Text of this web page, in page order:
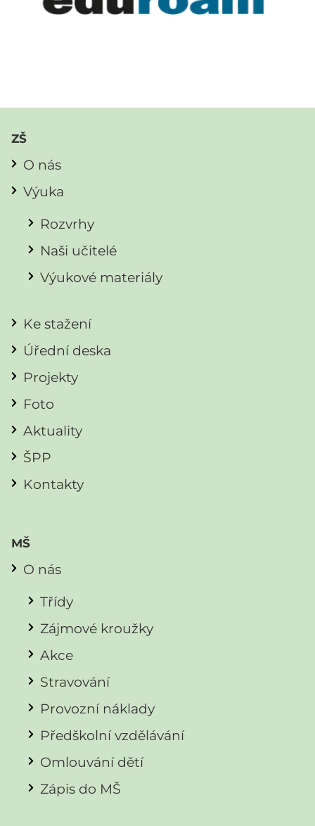
ZŠ
O nás
Výuka
Rozvrhy
Naši učitelé
Výukové materiály
Ke stažení
Úřední deska
Projekty
Foto
Aktuality
ŠPP
Kontakty
MŠ
O nás
Třídy
Zájmové kroužky
Akce
Stravování
Provozní náklady
Předškolní vzdělávání
Omlouvání dětí
Zápis do MŠ